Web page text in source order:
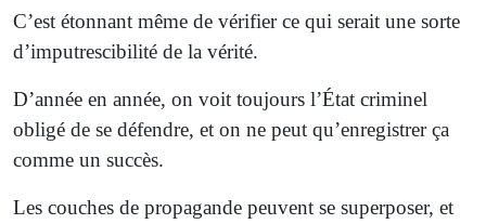
C’est étonnant même de vérifier ce qui serait une sorte
d’imputrescibilité de la vérité.
D’année en année, on voit toujours l’État criminel
obligé de se défendre, et on ne peut qu’enregistrer ça
comme un succès.
Les couches de propagande peuvent se superposer, et